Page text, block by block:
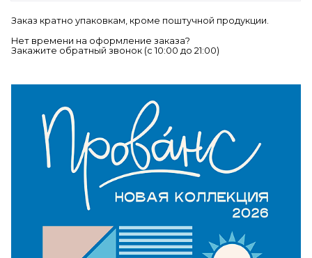
Заказ кратно упаковкам, кроме поштучной продукции.
Нет времени на оформление заказа?
Закажите обратный звонок (c 10:00 до 21:00)